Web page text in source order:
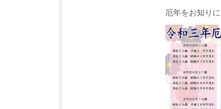
厄年をお知り